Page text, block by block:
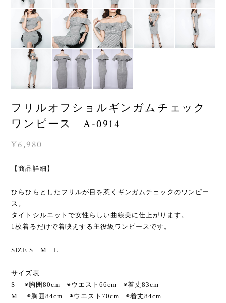
フリルオフショルギンガムチェック
ワンピース A-0914
¥6,980
【商品詳細】
ひらひらとしたフリルが目を惹くギンガムチェックのワンピー
ス。
タイトシルエットで女性らしい曲線美に仕上がります。
1枚着るだけで着映えする主役級ワンピースです。
SIZE S M L
サイズ表
S ◉胸囲80cm ◉ウエスト66cm ◉着丈83cm
M ◉胸囲84cm ◉ウエスト70cm ◉着丈84cm